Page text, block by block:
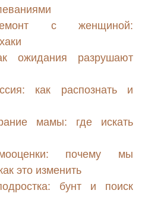
с женщиной:
ожидания разрушают
как распознать и
мамы: где искать
почему мы
это изменить
бунт и поиск